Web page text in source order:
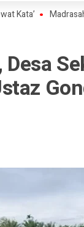
Madrasah